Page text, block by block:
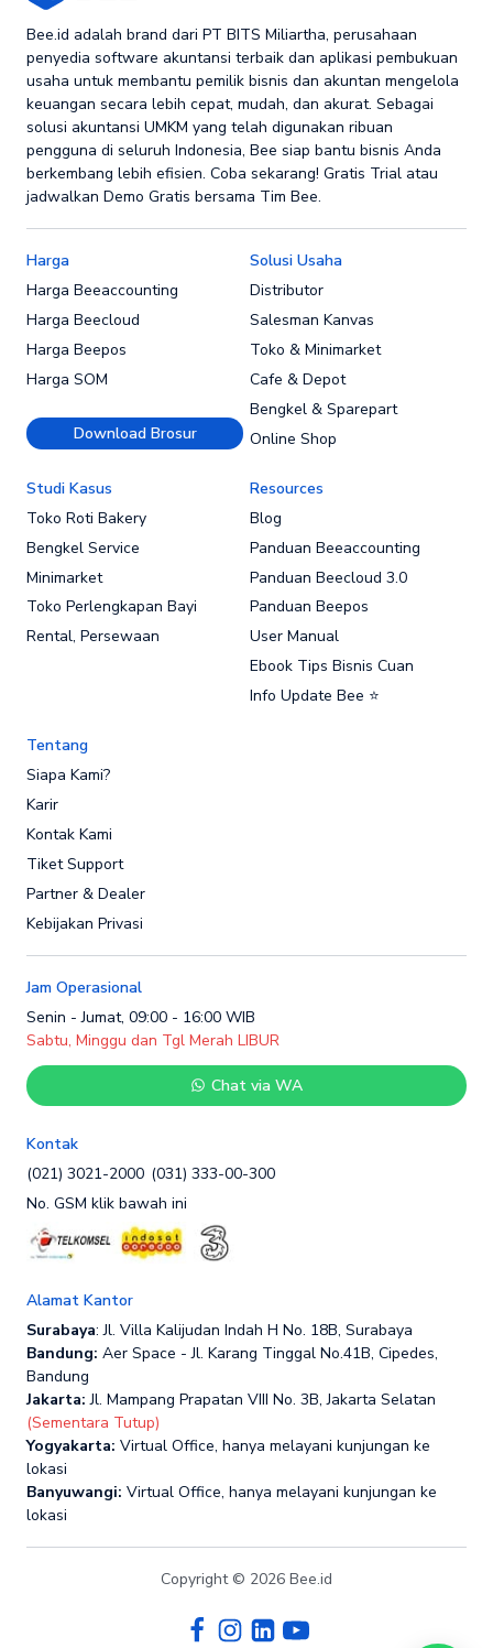
Bee.id adalah brand dari PT BITS Miliartha, perusahaan
penyedia software akuntansi terbaik dan aplikasi pembukuan
usaha untuk membantu pemilik bisnis dan akuntan mengelola
keuangan secara lebih cepat, mudah, dan akurat. Sebagai
solusi akuntansi UMKM yang telah digunakan ribuan
pengguna di seluruh Indonesia, Bee siap bantu bisnis Anda
berkembang lebih efisien. Coba sekarang! Gratis Trial atau
jadwalkan Demo Gratis bersama Tim Bee.
Harga
Harga Beeaccounting
Harga Beecloud
Harga Beepos
Harga SOM
Download Brosur
Solusi Usaha
Distributor
Salesman Kanvas
Toko & Minimarket
Cafe & Depot
Bengkel & Sparepart
Online Shop
Studi Kasus
Toko Roti Bakery
Bengkel Service
Minimarket
Toko Perlengkapan Bayi
Rental, Persewaan
Resources
Blog
Panduan Beeaccounting
Panduan Beecloud 3.0
Panduan Beepos
User Manual
Ebook Tips Bisnis Cuan
Info Update Bee ⭐
Tentang
Siapa Kami?
Karir
Kontak Kami
Tiket Support
Partner & Dealer
Kebijakan Privasi
Jam Operasional
Senin - Jumat, 09:00 - 16:00 WIB
Sabtu, Minggu dan Tgl Merah LIBUR
Chat via WA
Kontak
(021) 3021-2000 (031) 333-00-300
No. GSM klik bawah ini
Alamat Kantor
Surabaya: Jl. Villa Kalijudan Indah H No. 18B, Surabaya
Bandung: Aer Space - Jl. Karang Tinggal No.41B, Cipedes,
Bandung
Jakarta: Jl. Mampang Prapatan VIII No. 3B, Jakarta Selatan
(Sementara Tutup)
Yogyakarta: Virtual Office, hanya melayani kunjungan ke
lokasi
Banyuwangi: Virtual Office, hanya melayani kunjungan ke
lokasi
Copyright © 2026 Bee.id